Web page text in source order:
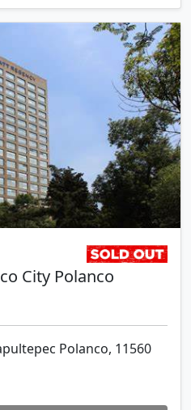
City Polanco
Polanco, 11560